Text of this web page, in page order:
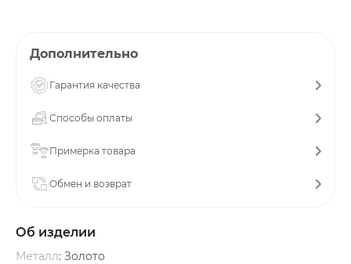
Дополнительно
Гарантия качества
Способы оплаты
Примерка товара
Обмен и возврат
Об изделии
Металл: Золото
недели
8 800 302-02-51